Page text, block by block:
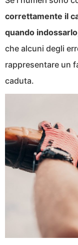
correttamente il
quando indossarlo
che alcuni degli
rappresentare un
caduta.